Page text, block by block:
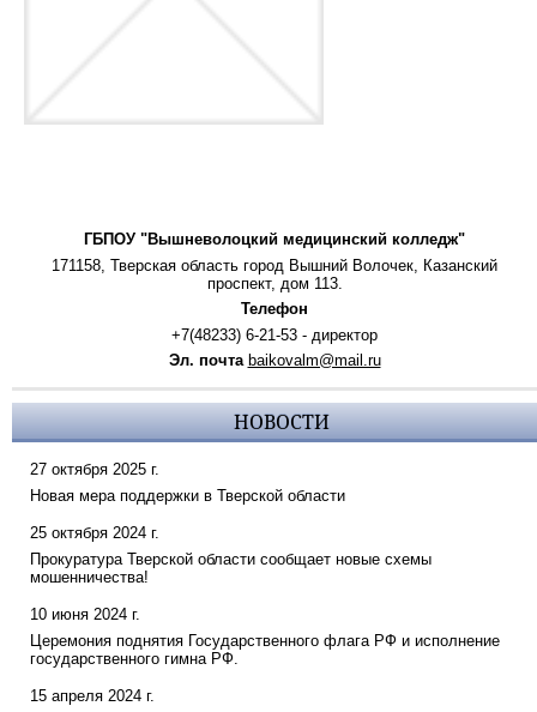
ГБПОУ "Вышневолоцкий медицинский колледж"
171158, Тверская область город Вышний Волочек, Казанский
проспект, дом 113.
Телефон
+7(48233) 6-21-53 - директор
Эл. почта baikovalm@mail.ru
НОВОСТИ
27 октября 2025 г.
Новая мера поддержки в Тверской области
25 октября 2024 г.
Прокуратура Тверской области сообщает новые схемы
мошенничества!
10 июня 2024 г.
Церемония поднятия Государственного флага РФ и исполнение
государственного гимна РФ.
15 апреля 2024 г.